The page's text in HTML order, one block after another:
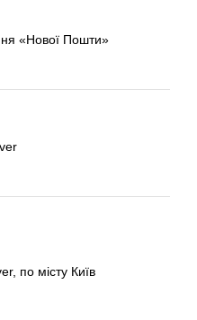
«Нової Пошти»
по місту Київ